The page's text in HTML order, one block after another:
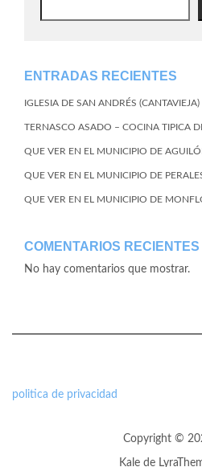
ENTRADAS RECIENTES
IGLESIA DE SAN ANDRÉS
TERNASCO ASADO – COCINA TIPICA
QUE VER EN EL MUNICIPIO DE
QUE VER EN EL MUNICIPIO DE
QUE VER EN EL MUNICIPIO DE
COMENTARIOS RECIENTES
No hay comentarios que mostrar.
politica de privacidad
Copyright ©
Kalede